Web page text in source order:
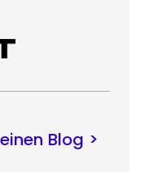
Blog >